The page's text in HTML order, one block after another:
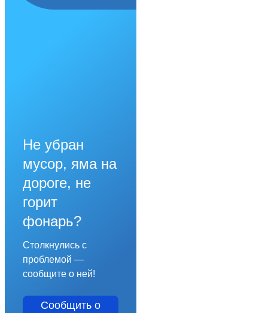
Не убран
мусор, яма на
дороге, не
горит
фонарь?
Столкнулись с
проблемой —
сообщите о ней!
Сообщить о